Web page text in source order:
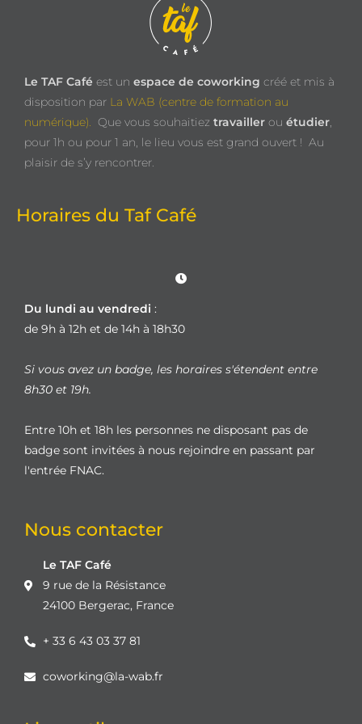
Le TAF Café est un espace de coworking créé et mis à
disposition par La WAB (centre de formation au
numérique). Que vous souhaitiez travailler ou étudier,
pour 1h ou pour 1 an, le lieu vous est grand ouvert ! Au
plaisir de s’y rencontrer.
Horaires du Taf Café
Du lundi au vendredi :
de 9h à 12h et de 14h à 18h30
Si vous avez un badge, les horaires s'étendent entre
8h30 et 19h.
Entre 10h et 18h les personnes ne disposant pas de
badge sont invitées à nous rejoindre en passant par
l'entrée FNAC.
Nous contacter
Le TAF Café
9 rue de la Résistance
24100 Bergerac, France
+ 33 6 43 03 37 81
coworking@la-wab.fr